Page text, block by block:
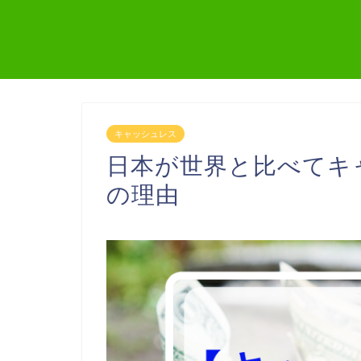
キャッシュレス
日本が世界と比べて
の理由